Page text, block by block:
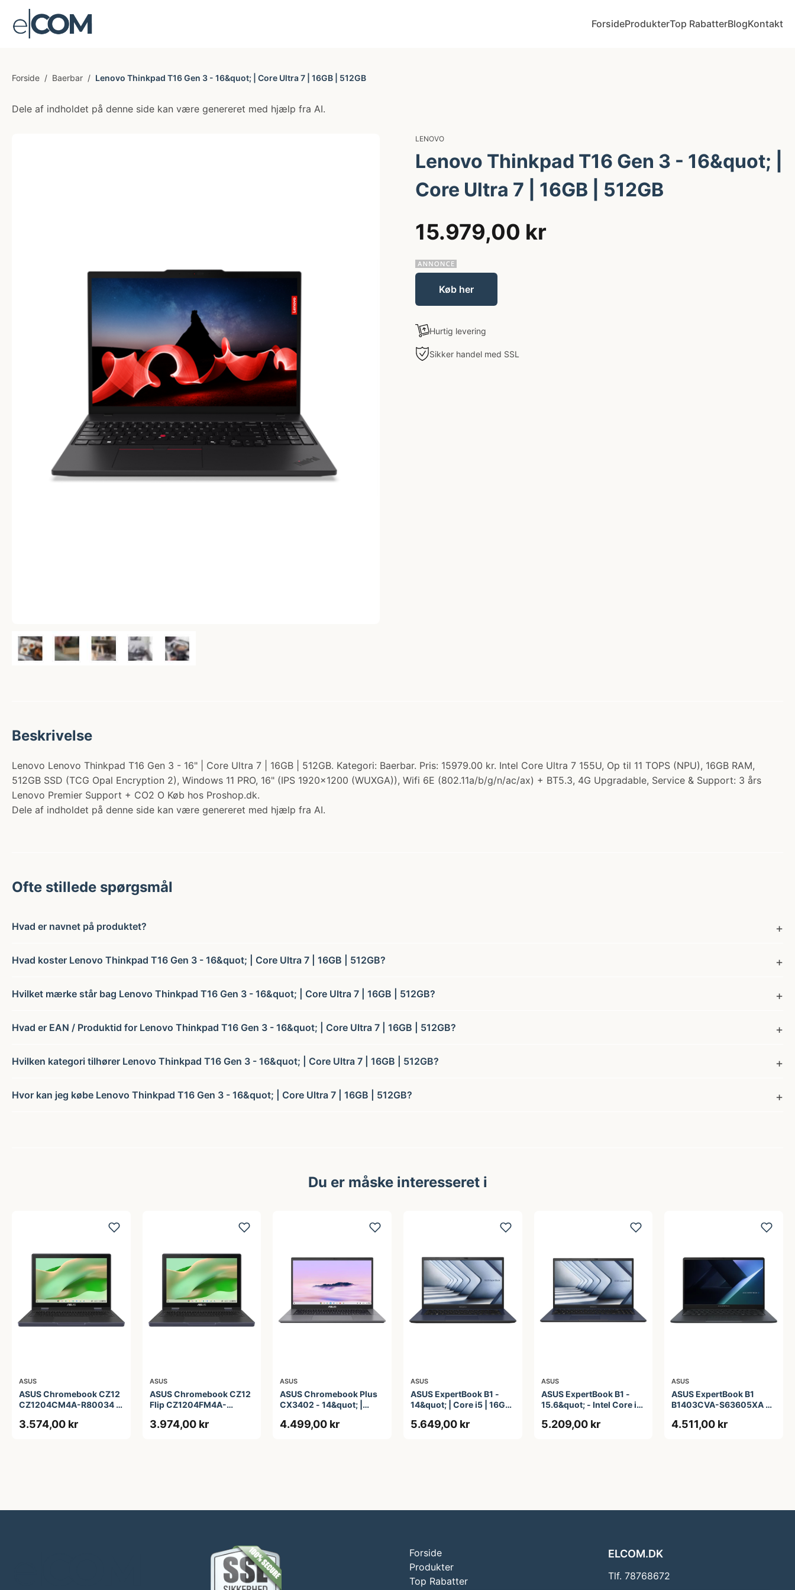
ForsideProdukterTop RabatterBlogKontakt
Forside / Baerbar / Lenovo Thinkpad T16 Gen 3 - 16&quot; | Core Ultra 7 | 16GB | 512GB
Dele af indholdet på denne side kan være genereret med hjælp fra AI.
LENOVO
Lenovo Thinkpad T16 Gen 3 - 16&quot; |
Core Ultra 7 | 16GB | 512GB
15.979,00 kr
Køb her
Hurtig levering
Sikker handel med SSL
Beskrivelse
Lenovo Lenovo Thinkpad T16 Gen 3 - 16" | Core Ultra 7 | 16GB | 512GB. Kategori: Baerbar. Pris: 15979.00 kr. Intel Core Ultra 7 155U, Op til 11 TOPS (NPU), 16GB RAM,
512GB SSD (TCG Opal Encryption 2), Windows 11 PRO, 16" (IPS 1920x1200 (WUXGA)), Wifi 6E (802.11a/b/g/n/ac/ax) + BT5.3, 4G Upgradable, Service & Support: 3 års
Lenovo Premier Support + CO2 O Køb hos Proshop.dk.
Dele af indholdet på denne side kan være genereret med hjælp fra AI.
Ofte stillede spørgsmål
Hvad er navnet på produktet?
Hvad koster Lenovo Thinkpad T16 Gen 3 - 16&quot; | Core Ultra 7 | 16GB | 512GB?
Hvilket mærke står bag Lenovo Thinkpad T16 Gen 3 - 16&quot; | Core Ultra 7 | 16GB | 512GB?
Hvad er EAN / Produktid for Lenovo Thinkpad T16 Gen 3 - 16&quot; | Core Ultra 7 | 16GB | 512GB?
Hvilken kategori tilhører Lenovo Thinkpad T16 Gen 3 - 16&quot; | Core Ultra 7 | 16GB | 512GB?
Hvor kan jeg købe Lenovo Thinkpad T16 Gen 3 - 16&quot; | Core Ultra 7 | 16GB | 512GB?
Du er måske interesseret i
ASUS
ASUS Chromebook CZ12
CZ1204CM4A-R80034 -
Kompanio 540 - 4 GB
3.574,00 kr
ASUS
ASUS Chromebook CZ12
Flip CZ1204FM4A-
MediaTek Kompanio 540
3.974,00 kr
ASUS
ASUS Chromebook Plus
CX3402 - 14&quot; |
4.499,00 kr
ASUS
ASUS ExpertBook B1 -
14&quot; | Core i5 | 16GB
5.649,00 kr
ASUS
ASUS ExpertBook B1 -
15.6&quot; - Intel Core i5
256 GB SSD
5.209,00 kr
ASUS
ASUS ExpertBook B1
B1403CVA-S63605XA -
i3-1315U - 8 GB RAM -
4.511,00 kr
Forside
Produkter
Top Rabatter
ELCOM.DK
Tlf. 78768672